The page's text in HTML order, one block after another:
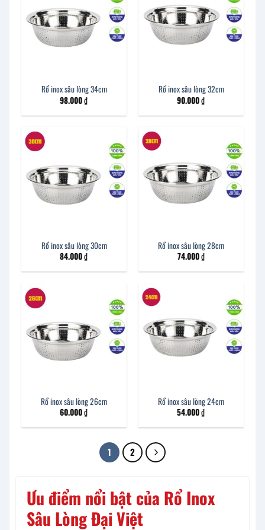
Rổ inox sâu lòng 34cm
98.000₫
Rổ inox sâu lòng 32cm
90.000₫
Rổ inox sâu lòng 30cm
84.000₫
Rổ inox sâu lòng 28cm
74.000₫
Rổ inox sâu lòng 26cm
60.000₫
Rổ inox sâu lòng 24cm
54.000₫
1 2
Ưu điểm nổi bật của Rổ Inox
Sâu Lòng Đại Việt